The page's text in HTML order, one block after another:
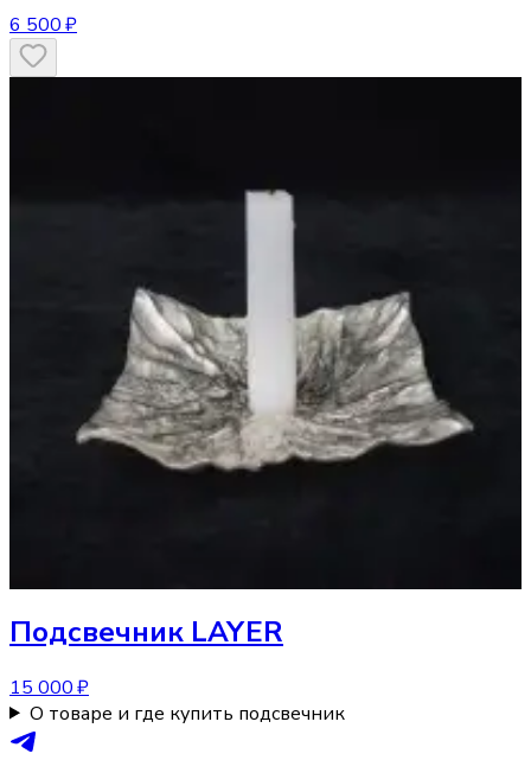
6 500 ₽
Подсвечник LAYER
15 000 ₽
О товаре и где купить подсвечник